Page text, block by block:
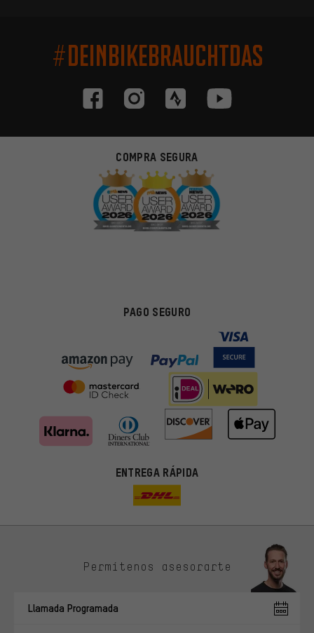
#DEINBIKEBRAUCHTDAS
COMPRA SEGURA
PAGO SEGURO
ENTREGA RÁPIDA
Permítenos asesorarte
Llamada Programada
ti. Las cookies de marketing nos ayudan a identificar tus